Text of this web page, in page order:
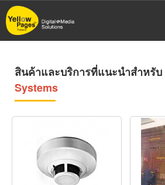
ข้าม
ไป
สินค้าและบริการที่แนะนำสำหรับ
Systems